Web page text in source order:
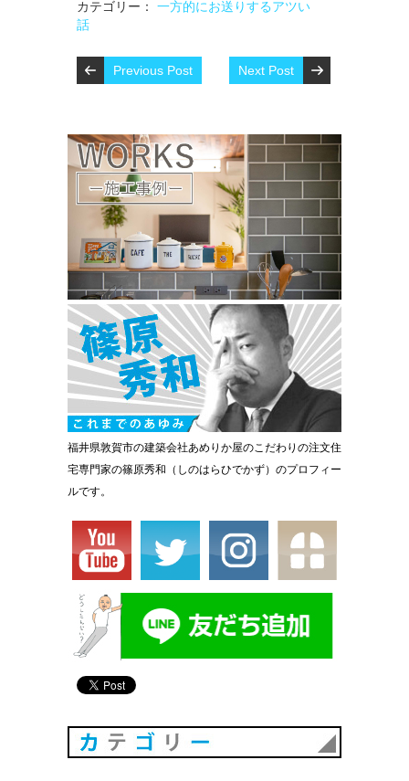
カテゴリー： 一方的にお送りするアツい
話
Previous Post Next Post
福井県敦賀市の建築会社あめりか屋のこだわりの注文住
宅専門家の篠原秀和（しのはらひでかず）のプロフィー
ルです。